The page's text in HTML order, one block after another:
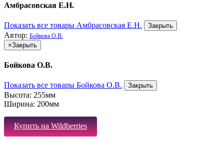
Амбрасовская Е.Н.
Показать все товары Амбрасовская Е.Н. Закрыть
Автор: Бойкова О.В.
×Закрыть
Бойкова О.В.
Показать все товары Бойкова О.В. Закрыть
Высота: 255мм
Ширина: 200мм
Купить на Wildberries